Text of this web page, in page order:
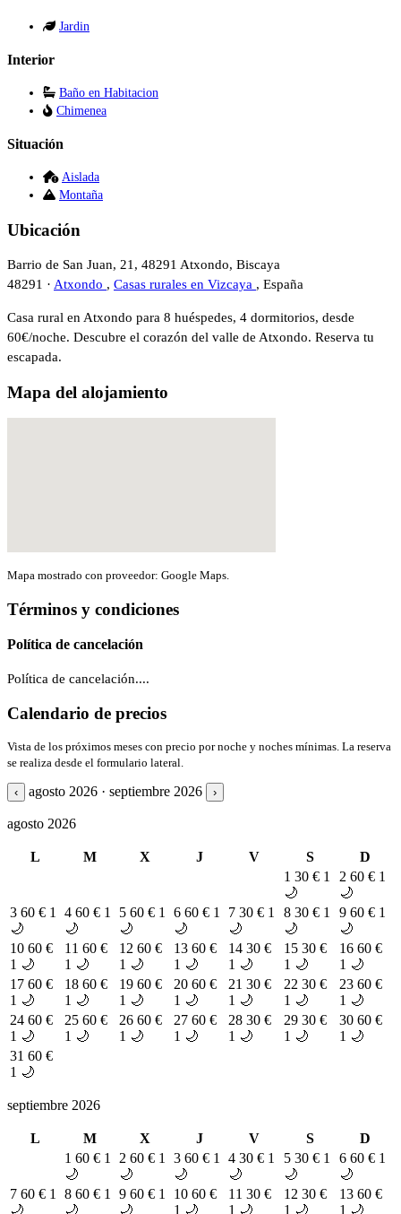
Jardin
Interior
Baño en Habitacion
Chimenea
Situación
Aislada
Montaña
Ubicación
Barrio de San Juan, 21, 48291 Atxondo, Biscaya
48291 · Atxondo , Casas rurales en Vizcaya , España
Casa rural en Atxondo para 8 huéspedes, 4 dormitorios, desde
60€/noche. Descubre el corazón del valle de Atxondo. Reserva tu
escapada.
Mapa del alojamiento
Mapa mostrado con proveedor: Google Maps.
Términos y condiciones
Política de cancelación
Política de cancelación....
Calendario de precios
Vista de los próximos meses con precio por noche y noches mínimas. La reserva
se realiza desde el formulario lateral.
‹ agosto 2026 · septiembre 2026 ›
agosto 2026
L M X J V S
D
1 30 € 1
🌙
2 60 € 1
🌙
3 60 € 1
🌙
4 60 € 1
🌙
5 60 € 1
🌙
6 60 € 1
🌙
7 30 € 1
🌙
8 30 € 1
🌙
9 60 € 1
🌙
10 60 €
1 🌙
11 60 €
1 🌙
12 60 €
1 🌙
13 60 €
1 🌙
14 30 €
1 🌙
15 30 €
1 🌙
16 60 €
1 🌙
17 60 €
1 🌙
18 60 €
1 🌙
19 60 €
1 🌙
20 60 €
1 🌙
21 30 €
1 🌙
22 30 €
1 🌙
23 60 €
1 🌙
24 60 €
1 🌙
25 60 €
1 🌙
26 60 €
1 🌙
27 60 €
1 🌙
28 30 €
1 🌙
29 30 €
1 🌙
30 60 €
1 🌙
31 60 €
1 🌙
septiembre 2026
L M X J V S
D
1 60 € 1
🌙
2 60 € 1
🌙
3 60 € 1
🌙
4 30 € 1
🌙
5 30 € 1
🌙
6 60 € 1
🌙
7 60 € 1
🌙
8 60 € 1
🌙
9 60 € 1
🌙
10 60 €
1 🌙
11 30 €
1 🌙
12 30 €
1 🌙
13 60 €
1 🌙